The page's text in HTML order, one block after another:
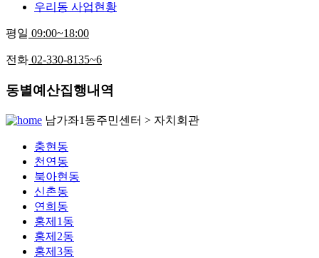
우리동 사업현황
평일 09:00~18:00
전화 02-330-8135~6
동별예산집행내역
남가좌1동주민센터 > 자치회관
충현동
천연동
북아현동
신촌동
연희동
홍제1동
홍제2동
홍제3동